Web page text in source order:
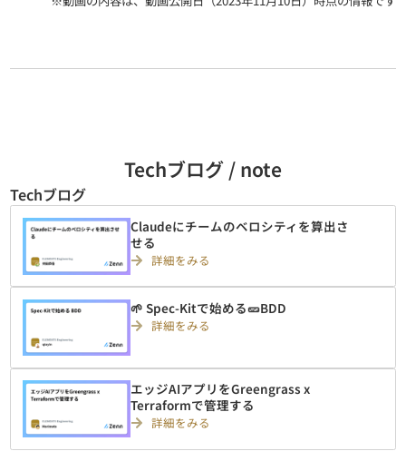
Techブログ / note
Techブログ
Claudeにチームのベロシティを算出さ
せる
詳細をみる
🌱 Spec-Kitで始める🥒BDD
詳細をみる
エッジAIアプリをGreengrass x
Terraformで管理する
詳細をみる